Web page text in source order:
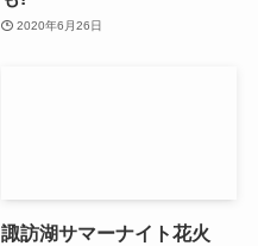
2020年6月26日
諏訪湖サマーナイト花火